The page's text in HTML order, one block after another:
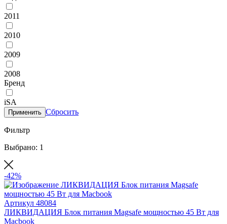
2011
2010
2009
2008
Бренд
iSA
Применить Сбросить
Фильтр
Выбрано: 1
-42%
Артикул 48084
ЛИКВИДАЦИЯ Блок питания Magsafe мощностью 45 Вт для
Macbook